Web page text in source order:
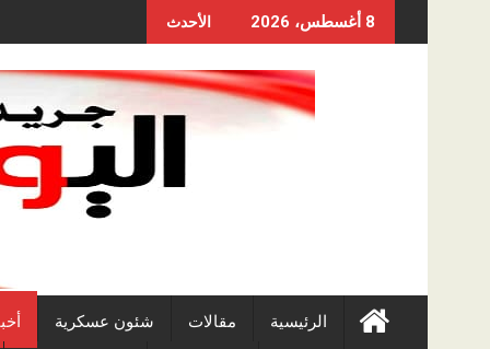
to
8 أغسطس، 2026 الأحدث
الرئيسية مقالات شئون عسكرية